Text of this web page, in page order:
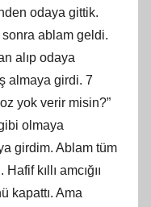
odaya gittik.
ablam geldi.
alıp odaya
almaya girdi. 7
yok verir misin?”
olmaya
girdim. Ablam tüm
kıllı amcığıı
kapattı. Ama